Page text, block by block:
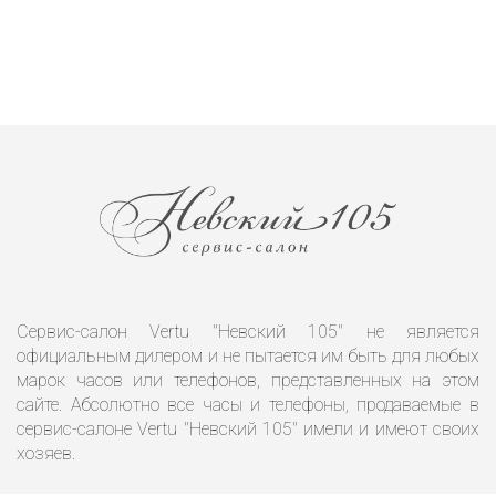
Сервис-салон Vertu "Невский 105" не является
официальным дилером и не пытается им быть для любых
марок часов или телефонов, представленных на этом
сайте. Абсолютно все часы и телефоны, продаваемые в
сервис-салоне Vertu "Невский 105" имели и имеют своих
хозяев.